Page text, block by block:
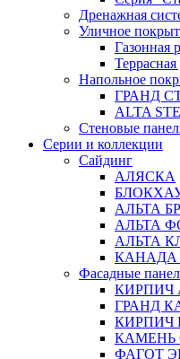
Дренажная
Уличное
Газонная
Террасная
Напольное
ГРАНД
ALTA
Стеновые
Серии и коллекции
Сайдинг
АЛЯСКА
АЛЬТА
АЛЬТА
АЛЬТА
Фасадные
КИРПИЧ
ГРАНД
КИРПИЧ
КАМЕНЬ
ФАГОТ